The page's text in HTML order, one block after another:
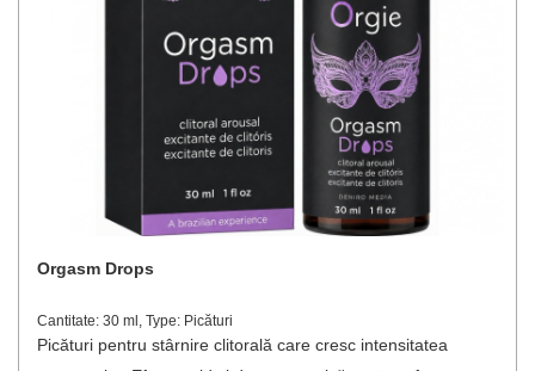
Orgasm Drops
Cantitate: 30 ml, Type: Picături
Picături pentru stârnire clitorală care cresc intensitatea